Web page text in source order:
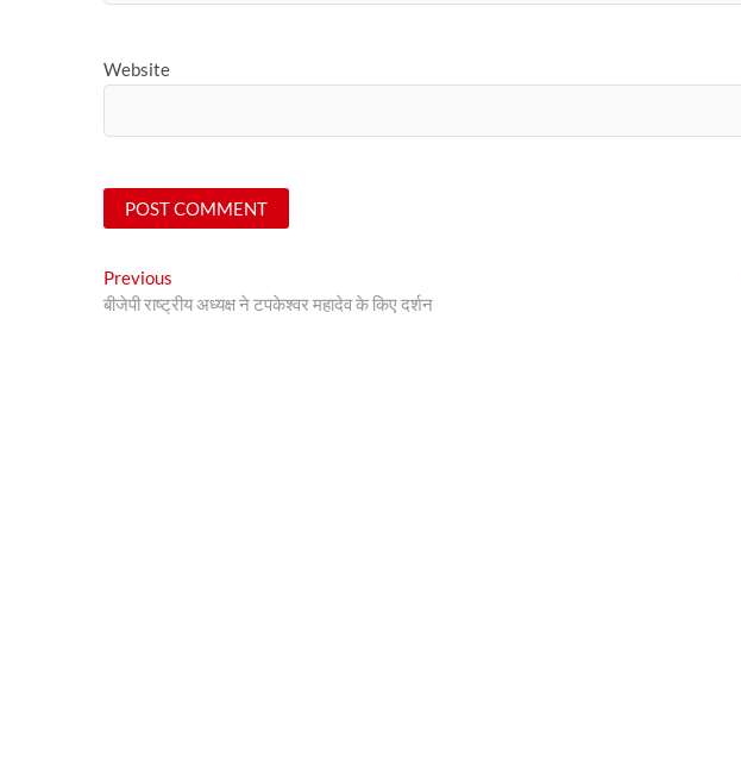
Website
Post
navigation
Previous
post:
बीजेपी राष्ट्रीय अध्यक्ष ने टपकेश्वर महादेव के किए दर्शन